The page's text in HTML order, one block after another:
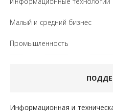
Малый и средний бизнес
Промышленность
Информационная и